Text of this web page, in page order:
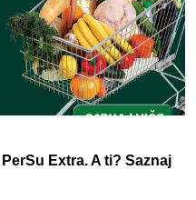
Extra. A ti? Saznaj